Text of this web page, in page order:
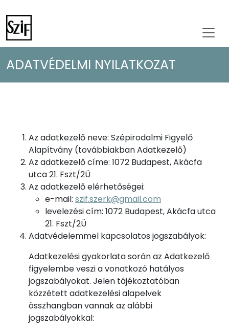
ADATVÉDELMI NYILATKOZAT
Az adatkezelő neve: Szépirodalmi Figyelő
Alapítvány (továbbiakban Adatkezelő)
Az adatkezelő címe: 1072 Budapest, Akácfa
utca 21. Fszt/2Ü
Az adatkezelő elérhetőségei:
e-mail: szif.szerk@gmail.com
levelezési cím: 1072 Budapest, Akácfa utca
21. Fszt/2Ü
Adatvédelemmel kapcsolatos jogszabályok:
Adatkezelési gyakorlata során az Adatkezelő
figyelembe veszi a vonatkozó hatályos
jogszabályokat. Jelen tájékoztatóban
közzétett adatkezelési alapelvek
összhangban vannak az alábbi
jogszabályokkal: